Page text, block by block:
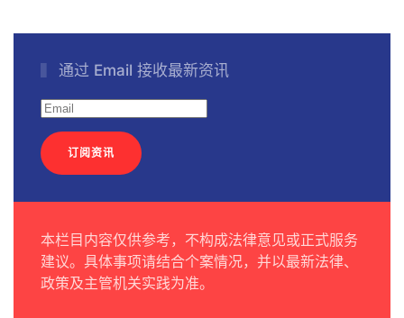
通过 Email 接收最新资讯
订阅资讯
本栏目内容仅供参考，不构成法律意见或正式服务
建议。具体事项请结合个案情况，并以最新法律、
政策及主管机关实践为准。